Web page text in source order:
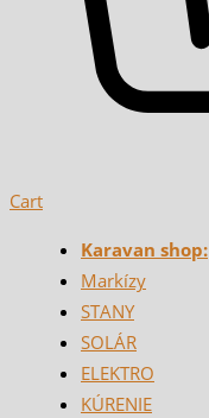
Cart
Karavan shop:
Markízy
STANY
SOLÁR
ELEKTRO
KÚRENIE